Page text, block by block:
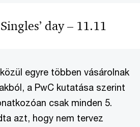
day – 11.11
egyre többen vásárolnak
a PwC kutatása szerint
csak minden 5.
azt, hogy nem tervez